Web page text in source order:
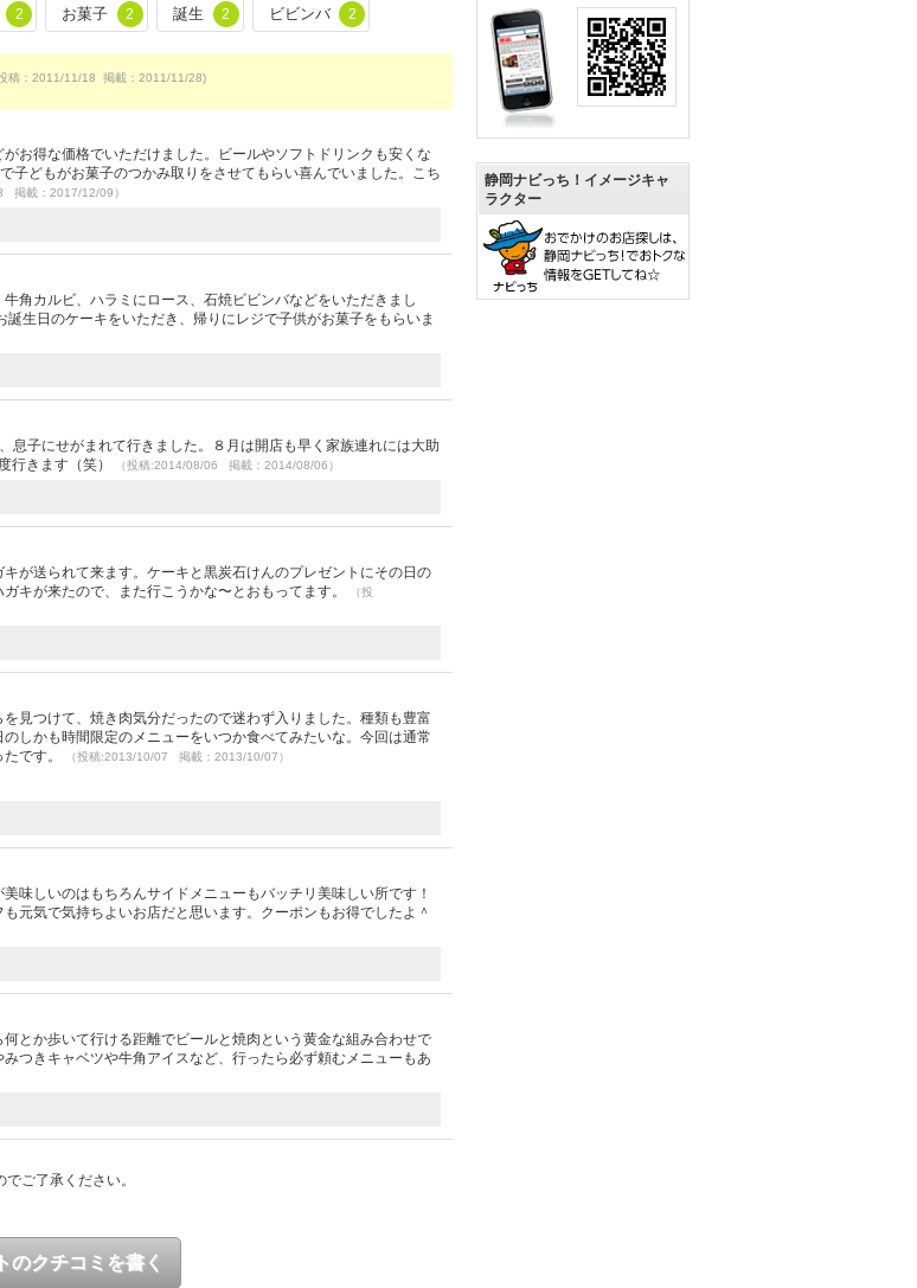
2 お菓子 2 誕生 2 ビビンバ 2
稿：2011/11/18 掲載：2011/11/28)
お得な価格でいただけました。ビールやソフトドリンクも安くな
子どもがお菓子のつかみ取りをさせてもらい喜んでいました。こち
掲載：2017/12/09）
角カルビ、ハラミにロース、石焼ビビンバなどをいただきまし
生日のケーキをいただき、帰りにレジで子供がお菓子をもらいま
息子にせがまれて行きました。８月は開店も早く家族連れには大助
行きます（笑）
（投稿:2014/08/06 掲載：2014/08/06）
が送られて来ます。ケーキと黒炭石けんのプレゼントにその日の
キが来たので、また行こうかな〜とおもってます。
（投
見つけて、焼き肉気分だったので迷わず入りました。種類も豊富
しかも時間限定のメニューをいつか食べてみたいな。今回は通常
です。
（投稿:2013/10/07 掲載：2013/10/07）
味しいのはもちろんサイドメニューもバッチリ美味しい所です！
元気で気持ちよいお店だと思います。クーポンもお得でしたよ＾
とか歩いて行ける距離でビールと焼肉という黄金な組み合わせで
つきキャベツや牛角アイスなど、行ったら必ず頼むメニューもあ
ご了承ください。
のクチコミを書く
静岡ナビっち！イメージキャ
ラクター